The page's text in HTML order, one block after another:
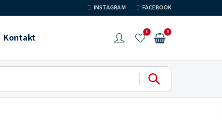
INSTAGRAM FACEBOOK
Kontakt 0 0